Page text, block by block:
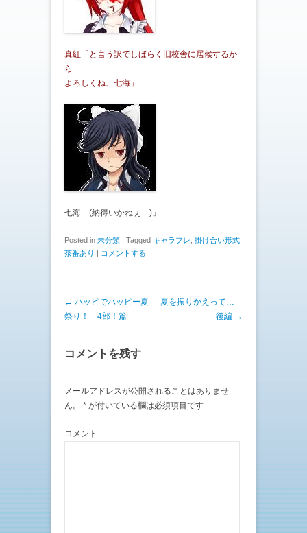
真紅「と言う訳でしばらく旧校舎に居候するか
ら
よろしくね、七海」
七海「(納得いかねぇ…)」
Posted in 未分類 | Tagged キャラフレ 掛け合い形式
茶番あり | コメントする
投稿ナビゲーション
← ハッピでハッピー夏
祭り！ 4部！篇
夏を振りかえって…
後編 →
コメントを残す
メールアドレスが公開されることはありませ
ん。
* が付いている欄は必須項目です
コメント